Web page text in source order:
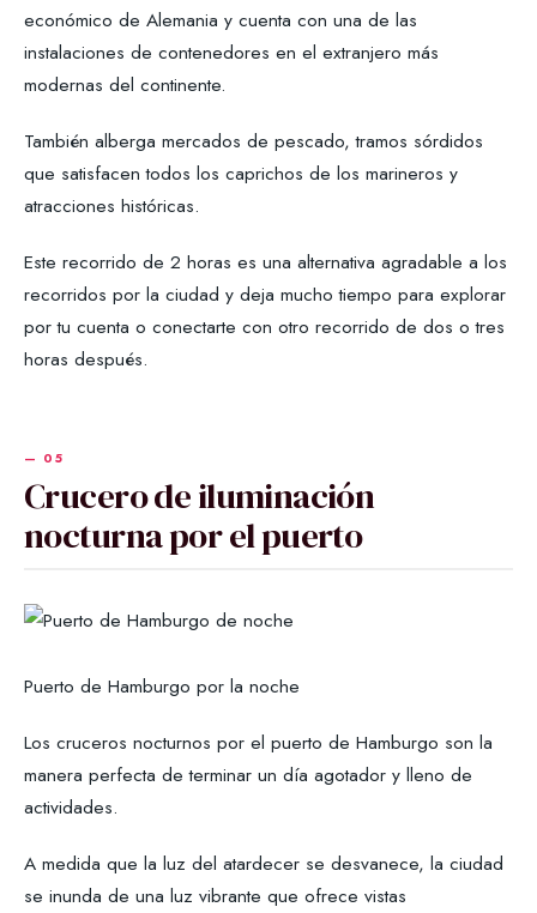
económico de Alemania y cuenta con una de las
instalaciones de contenedores en el extranjero más
modernas del continente.
También alberga mercados de pescado, tramos sórdidos
que satisfacen todos los caprichos de los marineros y
atracciones históricas.
Este recorrido de 2 horas es una alternativa agradable a los
recorridos por la ciudad y deja mucho tiempo para explorar
por tu cuenta o conectarte con otro recorrido de dos o tres
horas después.
Crucero de iluminación
nocturna por el puerto
Puerto de Hamburgo por la noche
Los cruceros nocturnos por el puerto de Hamburgo son la
manera perfecta de terminar un día agotador y lleno de
actividades.
A medida que la luz del atardecer se desvanece, la ciudad
se inunda de una luz vibrante que ofrece vistas